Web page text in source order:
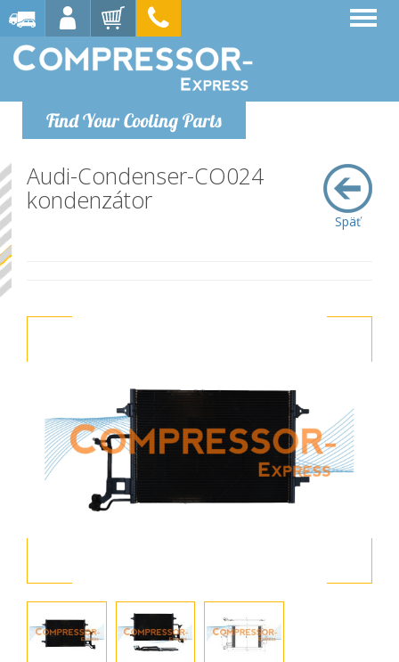
Find Your Cooling Parts
Späť
Audi-Condenser-CO024
kondenzátor